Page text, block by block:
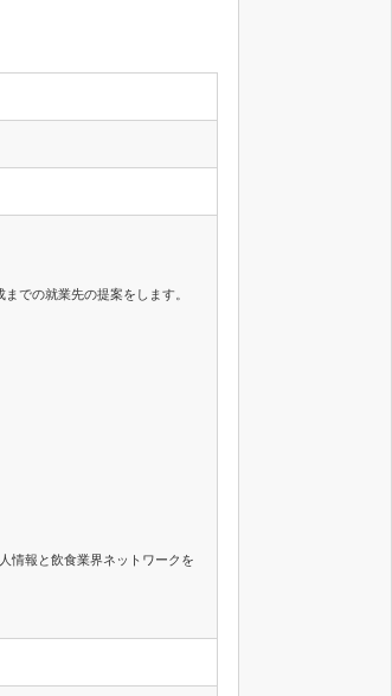
での就業先の提案をします。
情報と飲食業界ネットワークを